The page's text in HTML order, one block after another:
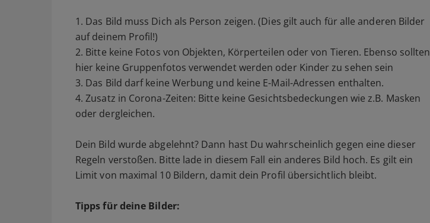
1. Das Bild muss Dich als Person zeigen. (Dies gilt auch für alle anderen Bilder
auf deinem Profil!)
2. Bitte keine Fotos von Objekten, Körperteilen oder von Tieren. Ebenso sollten
hier keine Gruppenfotos verwendet werden oder Kinder zu sehen sein
3. Das Bild darf keine Werbung und keine E-Mail-Adressen enthalten.
4. Zusatz in Corona-Zeiten: Bitte keine Gesichtsbedeckungen wie z.B. Masken
oder dergleichen.
Dein Bild wurde abgelehnt? Dann hast Du wahrscheinlich gegen eine dieser
Regeln verstoßen. Bitte lade in diesem Fall ein anderes Bild hoch. Es gilt ein
Limit von maximal 10 Bildern, damit dein Profil übersichtlich bleibt.
Tipps für deine Bilder: